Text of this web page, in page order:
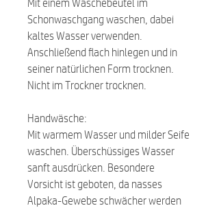
Schonwaschgang waschen, dabei
kaltes Wasser verwenden.
Anschließend flach hinlegen und in
seiner natürlichen Form trocknen.
Nicht im Trockner trocknen.
Handwäsche:
Mit warmem Wasser und milder Seife
waschen. Überschüssiges Wasser
sanft ausdrücken. Besondere
Vorsicht ist geboten, da nasses
Alpaka-Gewebe schwächer werden